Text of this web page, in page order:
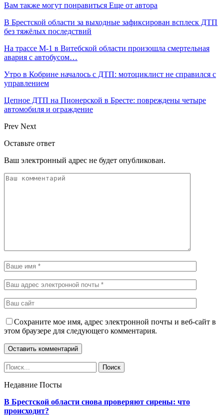
Вам также могут понравиться Еще от автора
В Брестской области за выходные зафиксирован всплеск ДТП
без тяжёлых последствий
На трассе М-1 в Витебской области произошла смертельная
авария с автобусом…
Утро в Кобрине началось с ДТП: мотоциклист не справился с
управлением
Цепное ДТП на Пионерской в Бресте: повреждены четыре
автомобиля и ограждение
Prev Next
Оставьте ответ
Ваш электронный адрес не будет опубликован.
Сохраните мое имя, адрес электронной почты и веб-сайт в
этом браузере для следующего комментария.
Недавние Посты
В Брестской области снова проверяют сирены: что
происходит?